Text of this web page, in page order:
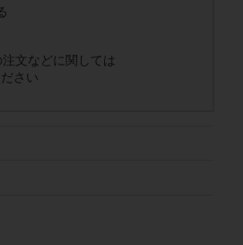
文などに関しては
さい